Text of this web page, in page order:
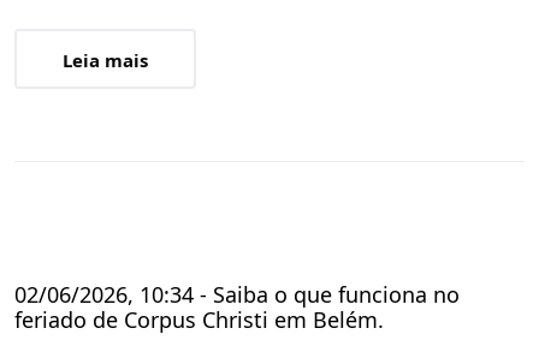
Leia mais
02/06/2026, 10:34 - Saiba o que funciona no
feriado de Corpus Christi em Belém.